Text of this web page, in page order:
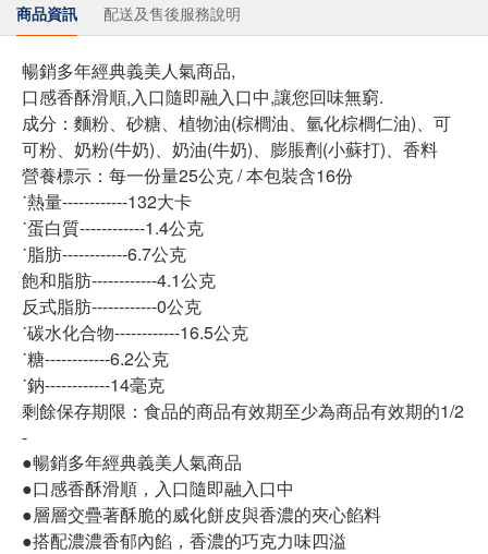
商品資訊 配送及售後服務說明
暢銷多年經典義美人氣商品,
口感香酥滑順,入口隨即融入口中,讓您回味無窮.
成分：麵粉、砂糖、植物油(棕櫚油、氫化棕櫚仁油)、可
可粉、奶粉(牛奶)、奶油(牛奶)、膨脹劑(小蘇打)、香料
營養標示：每一份量25公克 / 本包裝含16份
˙熱量------------132大卡
˙蛋白質------------1.4公克
˙脂肪------------6.7公克
飽和脂肪------------4.1公克
反式脂肪------------0公克
˙碳水化合物------------16.5公克
˙糖------------6.2公克
˙鈉------------14毫克
剩餘保存期限：食品的商品有效期至少為商品有效期的1/2
-
●暢銷多年經典義美人氣商品
●口感香酥滑順，入口隨即融入口中
●層層交疊著酥脆的威化餅皮與香濃的夾心餡料
●搭配濃濃香郁內餡，香濃的巧克力味四溢